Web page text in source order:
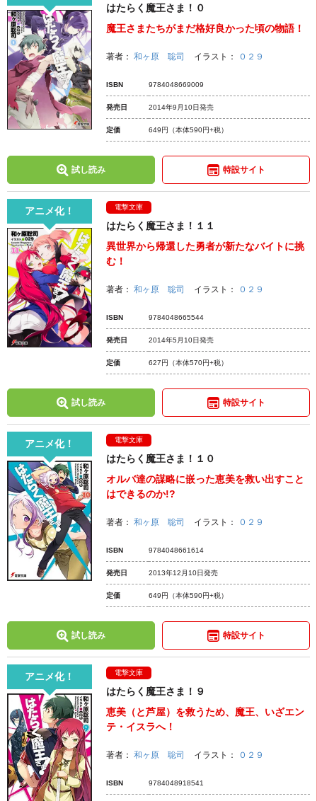
はたらく魔王さま！０
魔王さまたちがまだ格好良かった頃の物語！
著者： 和ヶ原 聡司 イラスト： ０２９
ISBN 9784048669009
発売日 2014年9月10日発売
定価 649円 （本体590円+税）
試し読み 特設サイト
アニメ化！ 電撃文庫
はたらく魔王さま！１１
異世界から帰還した勇者が新たなバイトに挑
む！
著者： 和ヶ原 聡司 イラスト： ０２９
ISBN 9784048665544
発売日 2014年5月10日発売
定価 627円 （本体570円+税）
試し読み 特設サイト
アニメ化！ 電撃文庫
はたらく魔王さま！１０
オルバ達の謀略に嵌った恵美を救い出すこと
はできるのか!?
著者： 和ヶ原 聡司 イラスト： ０２９
ISBN 9784048661614
発売日 2013年12月10日発売
定価 649円 （本体590円+税）
試し読み 特設サイト
アニメ化！ 電撃文庫
はたらく魔王さま！９
恵美（と芦屋）を救うため、魔王、いざエン
テ・イスラへ！
著者： 和ヶ原 聡司 イラスト： ０２９
ISBN 9784048918541